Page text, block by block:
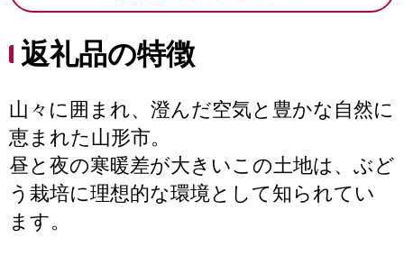
返礼品の特徴
山々に囲まれ、澄んだ空気と豊かな自然に
恵まれた山形市。
昼と夜の寒暖差が大きいこの土地は、ぶど
う栽培に理想的な環境として知られてい
ます。